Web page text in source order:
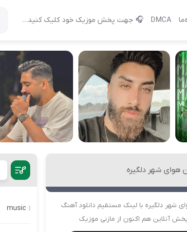
DMCA 🎧 جهت پخش موزیک خود کلیک کنید…
هوای شهر دلگیره
شهر دلگیره با لینک مستقیم دانلود آهنگ
آنلاین هم اکنون از مازنی موزیک
music